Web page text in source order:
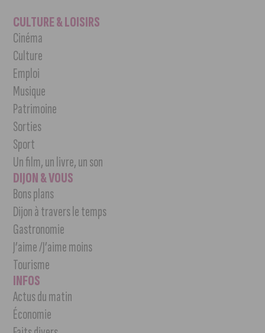
CULTURE & LOISIRS
Cinéma
Culture
Emploi
Musique
Patrimoine
Sorties
Sport
Un film, un livre, un son
DIJON & VOUS
Bons plans
Dijon à travers le temps
Gastronomie
J’aime /J’aime moins
Tourisme
INFOS
Actus du matin
Économie